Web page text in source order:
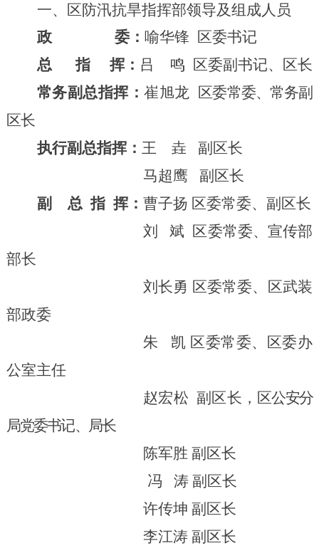
一、区防汛抗旱指挥部领导及组成人员
政
委： 喻华锋 区委书记
总
指 挥： 吕 鸣
区委副书记、区长
常务副 总指挥：崔旭龙 区委常委、常务副
区长
执行副 总指挥： 王垚 副区长
马超鹰 副区长
副
总 指 挥： 曹子扬 区委常委、副区长
刘 斌 区委常委、宣传部
部长
刘长勇 区委常委、区武装
部政委
朱 凯 区委常委、区委办
公室主任
赵宏松 副区长 ， 区公安分
局党委书记、局长
陈军胜 副区长
冯 涛 副区长
许传坤 副区长
李江涛 副区长